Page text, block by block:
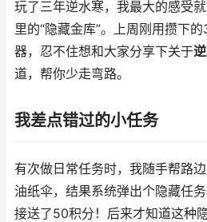
玩了三年逆水寒，我最大的感受
里的“隐藏金库”。上周刚用攒下
器，忍不住想和大家分享下关于
道，帮你少走弯路。
我差点错过的小任务
有次做日常任务时，我随手帮路
油纸伞，结果系统弹出个隐藏任
接送了50积分！后来才知道这种